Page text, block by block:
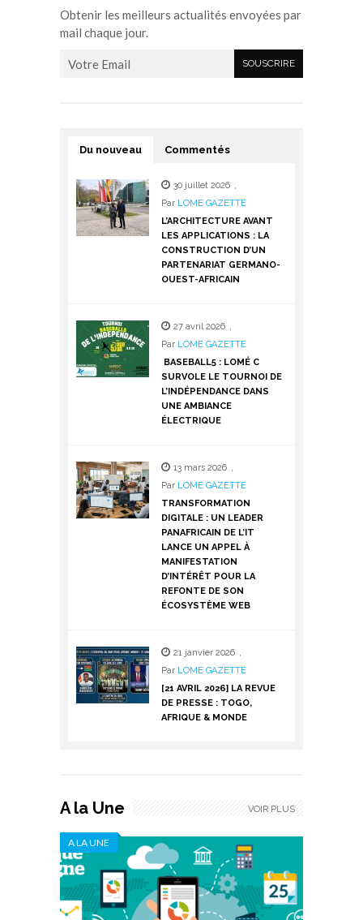
Obtenir les meilleurs actualités envoyées par
mail chaque jour.
Du nouveau Commentés
30 juillet 2026 ,
Par LOME GAZETTE
L’ARCHITECTURE AVANT
LES APPLICATIONS : LA
CONSTRUCTION D’UN
PARTENARIAT GERMANO-
OUEST-AFRICAIN
27 avril 2026 ,
Par LOME GAZETTE
BASEBALL5 : LOMÉ C
SURVOLE LE TOURNOI DE
L’INDÉPENDANCE DANS
UNE AMBIANCE
ÉLECTRIQUE
13 mars 2026 ,
Par LOME GAZETTE
TRANSFORMATION
DIGITALE : UN LEADER
PANAFRICAIN DE L’IT
LANCE UN APPEL À
MANIFESTATION
D’INTÉRÊT POUR LA
REFONTE DE SON
ÉCOSYSTÈME WEB
21 janvier 2026 ,
Par LOME GAZETTE
[21 AVRIL 2026] LA REVUE
DE PRESSE : TOGO,
AFRIQUE & MONDE
A la Une
A LA UNE
VOIR PLUS